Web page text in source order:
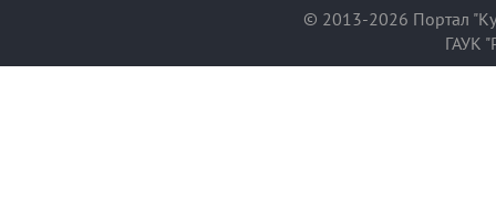
© 2013-2026 Портал
ГАУК